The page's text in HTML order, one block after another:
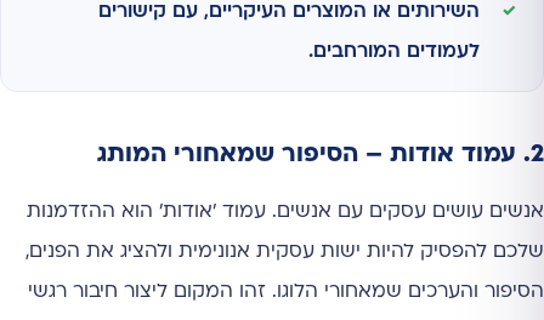
השירותים או המוצרים העיקריים, עם קישורים
לעמודים המורחבים.
2. עמוד אודות – הסיפור שמאחורי המותג
אנשים עושים עסקים עם אנשים. עמוד 'אודות' הוא ההזדמנות
שלכם להפסיק להיות ישות עסקית אנונימית ולהציג את הפנים,
הסיפור והערכים שמאחורי הלוגו. זהו המקום ליצור חיבור רגשי